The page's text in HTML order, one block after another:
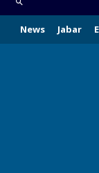
News Jabar